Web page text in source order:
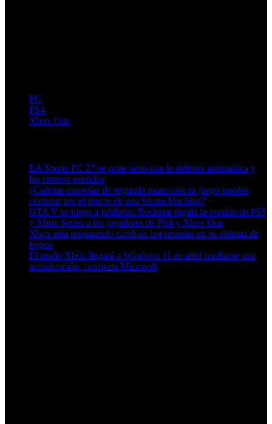
PC
PS4
Xbox One
EA Sports FC 27 se pone serio con la defensa automática y
los centros asistidos
¿Cuántas consolas de segunda mano con su juego puedes
comprar por el precio de una Steam Machine?
GTA V se niega a jubilarse: Rockstar regala la versión de PS5
y Xbox Series a los jugadores de PS4 y Xbox One
Xbox está preparando cambios importantes en su sistema de
logros
El modo Xbox llegará a Windows 11 en abril mediante una
actualización, confirma Microsoft